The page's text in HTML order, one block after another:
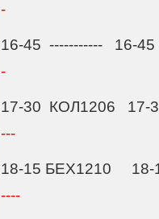
-
16-45 ----------- 16-
-
17-30 КОЛ1206 17-
---
18-15 БЕХ1210 18-
----